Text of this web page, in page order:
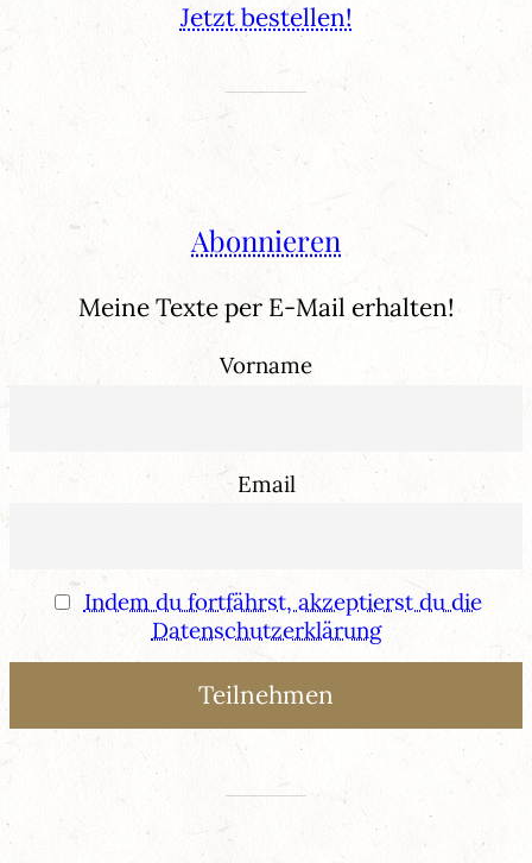
Jetzt bestellen!
Abonnieren
Meine Texte per E-Mail erhalten!
Vorname
Email
Indem du fortfährst, akzeptierst du die
Datenschutzerklärung